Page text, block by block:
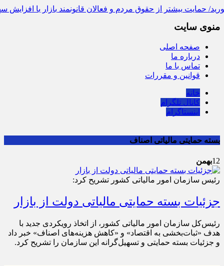
بیشتر از حقوق مردم و فعالان قانونمند بازار با افزایش سهم
منوی سایت
صفحه اصلی
درباره ما
تماس با ما
قوانین و مقررات
خانه
کانال تلگرام
اینستاگرام
بسته حمایتی مالیاتی اصناف
12بهمن
رئیس سازمان امور مالیاتی کشور تشریح کرد:
جزئیات بسته حمایتی مالیاتی دولت از بازار
رئیس‌کل سازمان امور مالیاتی کشور، از اتخاذ رویکردی جدید با
هدف «ثبات‌بخشی به اقتصاد» و «کاهش هزینه‌های اصناف» خبر داد
و جزئیات بسته حمایتی و تسهیل‌گرانه این سازمان را تشریح کرد.